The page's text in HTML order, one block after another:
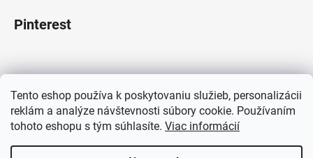
Tento eshop používa k poskytovaniu služieb, personalizácii
reklám a analýze návštevnosti súbory cookie. Používaním
tohoto eshopu s tým súhlasíte. Viac informácií
Pinterest
Instagram